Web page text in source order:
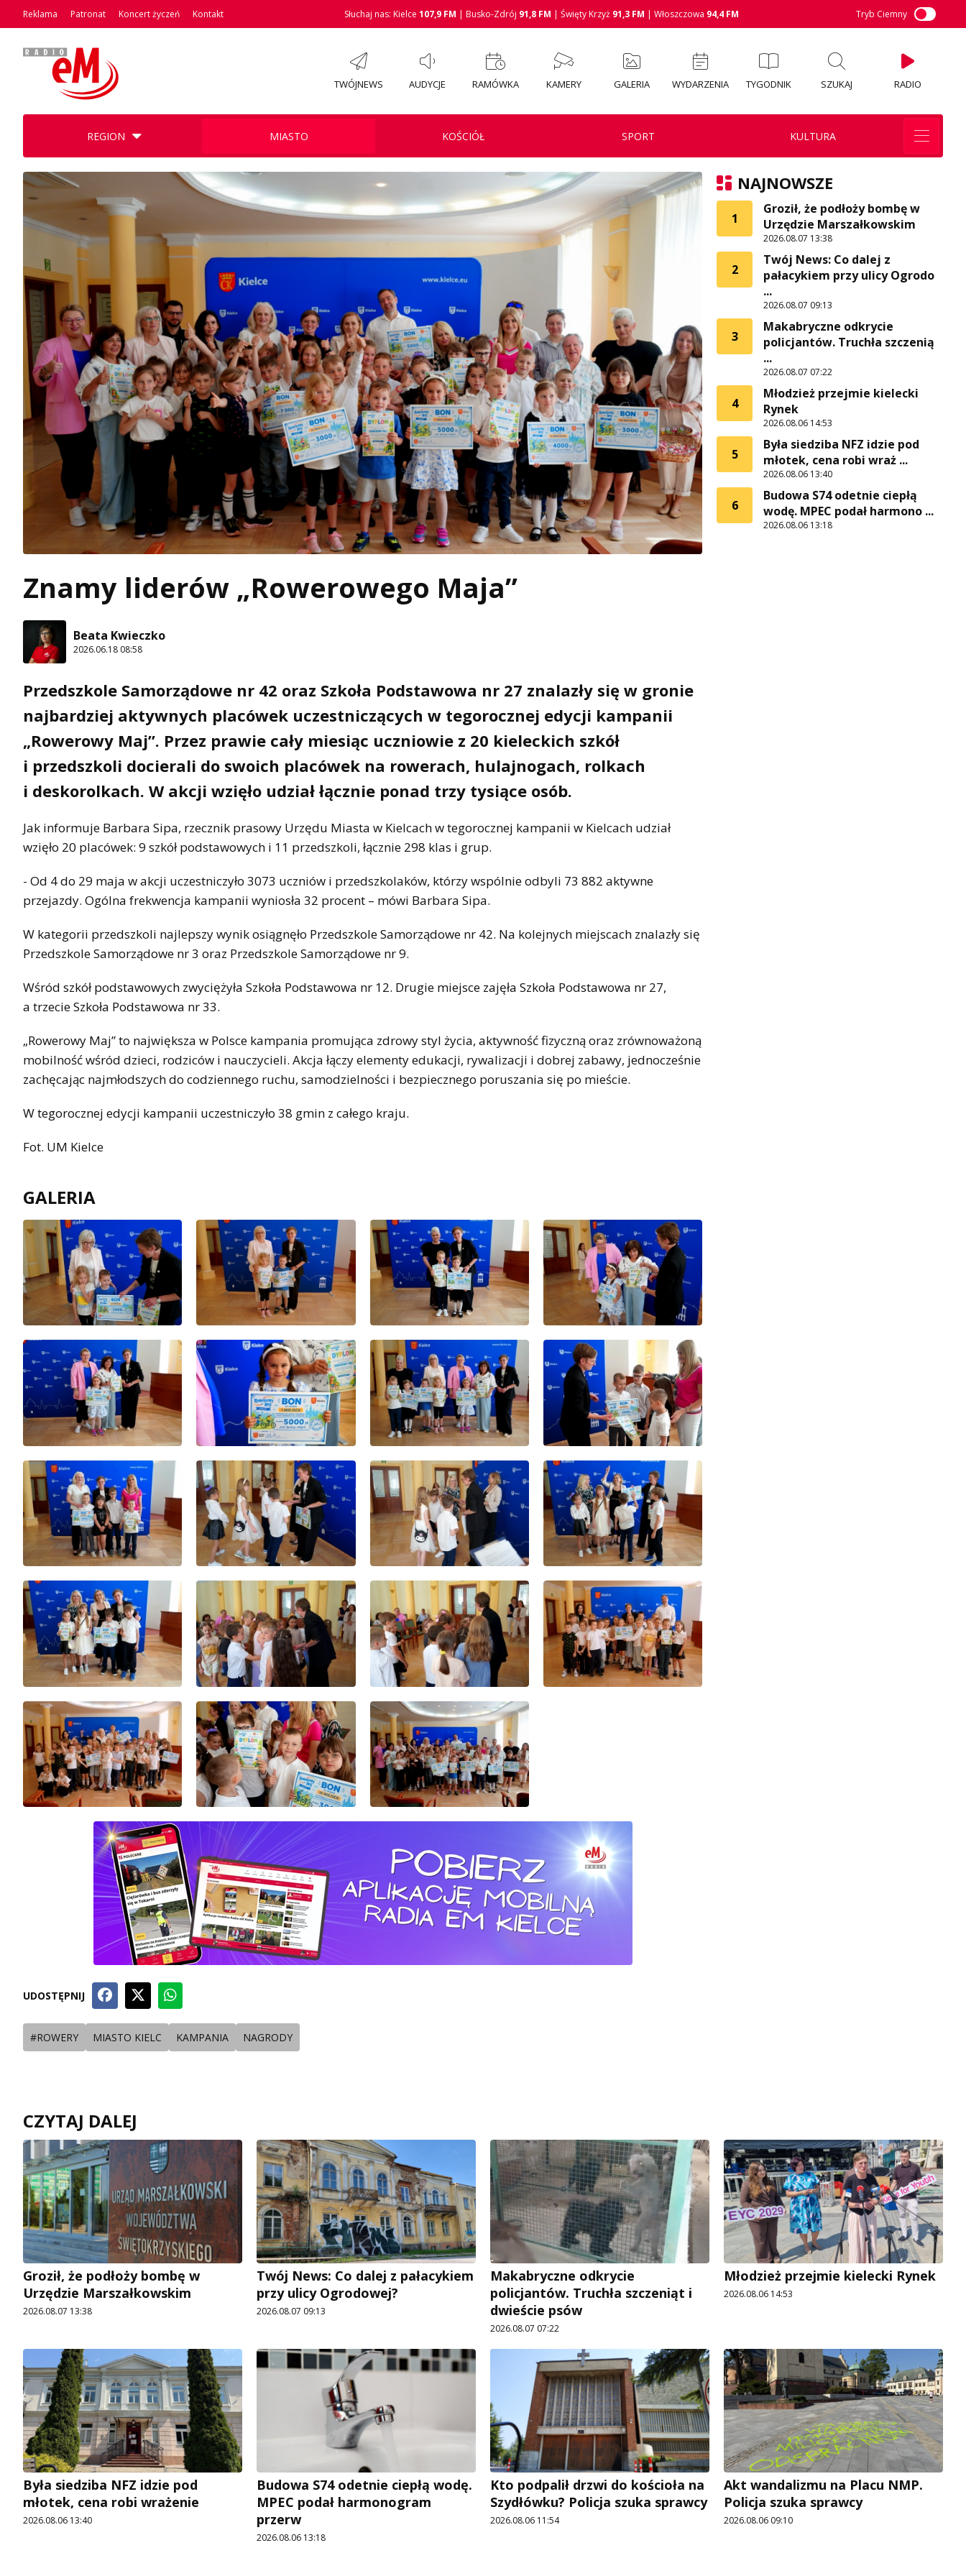
Reklama Patronat Koncert życzeń Kontakt Słuchaj nas: Kielce 107,9 FM | Busko-Zdrój 91,8 FM | Święty Krzyż 91,3 FM | Włoszczowa 94,4 FM Tryb Ciemny
TWÓJNEWS AUDYCJE RAMÓWKA KAMERY GALERIA WYDARZENIA TYGODNIK SZUKAJ RADIO
REGION MIASTO KOŚCIÓŁ SPORT KULTURA
Znamy liderów „Rowerowego Maja”
Beata Kwieczko
2026.06.18 08:58
Przedszkole Samorządowe nr 42 oraz Szkoła Podstawowa nr 27 znalazły się w gronie
najbardziej aktywnych placówek uczestniczących w tegorocznej edycji kampanii
„Rowerowy Maj”. Przez prawie cały miesiąc uczniowie z 20 kieleckich szkół
i przedszkoli docierali do swoich placówek na rowerach, hulajnogach, rolkach
i deskorolkach. W akcji wzięło udział łącznie ponad trzy tysiące osób.
Jak informuje Barbara Sipa, rzecznik prasowy Urzędu Miasta w Kielcach w tegorocznej kampanii w Kielcach udział
wzięło 20 placówek: 9 szkół podstawowych i 11 przedszkoli, łącznie 298 klas i grup.
- Od 4 do 29 maja w akcji uczestniczyło 3073 uczniów i przedszkolaków, którzy wspólnie odbyli 73 882 aktywne
przejazdy. Ogólna frekwencja kampanii wyniosła 32 procent – mówi Barbara Sipa.
W kategorii przedszkoli najlepszy wynik osiągnęło Przedszkole Samorządowe nr 42. Na kolejnych miejscach znalazły się
Przedszkole Samorządowe nr 3 oraz Przedszkole Samorządowe nr 9.
Wśród szkół podstawowych zwyciężyła Szkoła Podstawowa nr 12. Drugie miejsce zajęła Szkoła Podstawowa nr 27,
a trzecie Szkoła Podstawowa nr 33.
„Rowerowy Maj” to największa w Polsce kampania promująca zdrowy styl życia, aktywność fizyczną oraz zrównoważoną
mobilność wśród dzieci, rodziców i nauczycieli. Akcja łączy elementy edukacji, rywalizacji i dobrej zabawy, jednocześnie
zachęcając najmłodszych do codziennego ruchu, samodzielności i bezpiecznego poruszania się po mieście.
W tegorocznej edycji kampanii uczestniczyło 38 gmin z całego kraju.
Fot. UM Kielce
GALERIA
UDOSTĘPNIJ
#ROWERY MIASTO KIELC KAMPANIA NAGRODY
NAJNOWSZE
1
Groził, że podłoży bombę w
Urzędzie Marszałkowskim
2026.08.07 13:38
2
Twój News: Co dalej z
pałacykiem przy ulicy Ogrodo
...
2026.08.07 09:13
3
Makabryczne odkrycie
policjantów. Truchła szczenią
...
2026.08.07 07:22
4
Młodzież przejmie kielecki
Rynek
2026.08.06 14:53
5
Była siedziba NFZ idzie pod
młotek, cena robi wraż ...
2026.08.06 13:40
6
Budowa S74 odetnie ciepłą
wodę. MPEC podał harmono ...
2026.08.06 13:18
CZYTAJ DALEJ
Groził, że podłoży bombę w
Urzędzie Marszałkowskim
2026.08.07 13:38
Twój News: Co dalej z pałacykiem
przy ulicy Ogrodowej?
2026.08.07 09:13
Makabryczne odkrycie
policjantów. Truchła szczeniąt i
dwieście psów
2026.08.07 07:22
Młodzież przejmie kielecki Rynek
2026.08.06 14:53
Była siedziba NFZ idzie pod
młotek, cena robi wrażenie
2026.08.06 13:40
Budowa S74 odetnie ciepłą wodę.
MPEC podał harmonogram
przerw
2026.08.06 13:18
Kto podpalił drzwi do kościoła na
Szydłówku? Policja szuka sprawcy
2026.08.06 11:54
Akt wandalizmu na Placu NMP.
Policja szuka sprawcy
2026.08.06 09:10